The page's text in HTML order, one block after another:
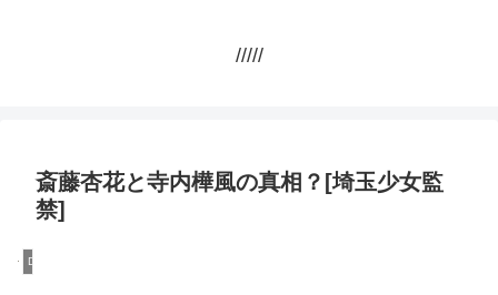
/////
斎藤杏花と寺内樺風の真相？[埼玉少女監
禁]
DQN